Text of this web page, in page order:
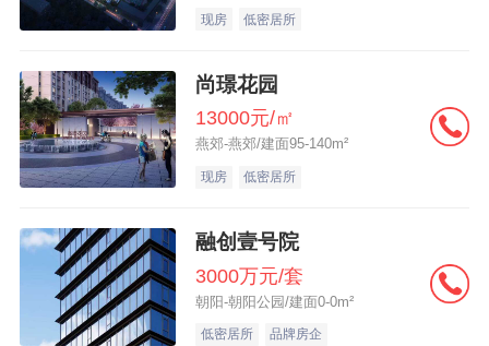
终延伸至整个城市的防洪排涝系统等，所有
标准化评估体系。
03 . 一体化推进：打通“检”与“治”的关键环节
本次会议的核心精神，是一体化推进城市体
检与城市更新。这是对过去几年城市体检和
城市更新实践经验的系统总结，也是未来城
市工作的根本遵循。
现房 低密居所
尚璟花园
13000元/㎡
燕郊-燕郊/建面95-140m²
现房 低密居所
融创壹号院
3000万元/套
朝阳-朝阳公园/建面0-0m²
低密居所 品牌房企